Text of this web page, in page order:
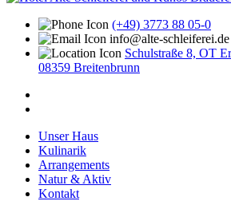
(+49) 3773 88 05-0
info@alte-schleiferei.de
Schulstraße 8, OT
08359 Breitenbrunn
Unser Haus
Kulinarik
Arrangements
Natur & Aktiv
Kontakt